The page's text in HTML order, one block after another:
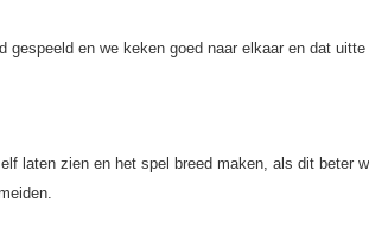
gespeeld en we keken goed naar elkaar en dat uitte
laten zien en het spel breed maken, als dit beter